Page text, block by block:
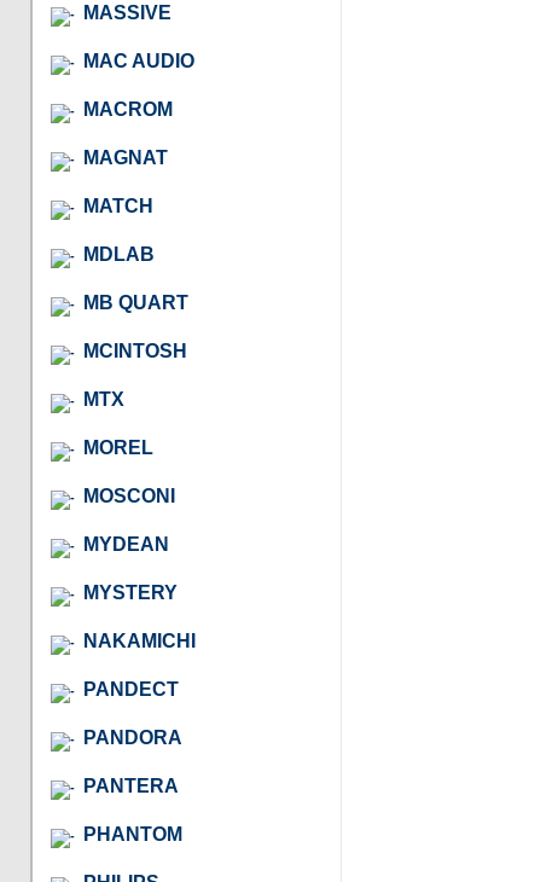
MASSIVE
MAC AUDIO
MACROM
MAGNAT
MATCH
MDLAB
MB QUART
MCINTOSH
MTX
MOREL
MOSCONI
MYDEAN
MYSTERY
NAKAMICHI
PANDECT
PANDORA
PANTERA
PHANTOM